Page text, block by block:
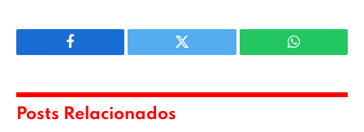
Facebook Twitter WhatsApp
Posts Relacionados